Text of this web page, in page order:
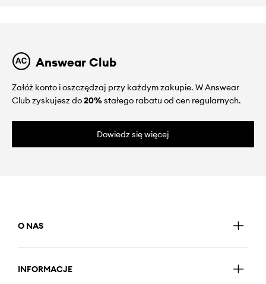
Answear Club
Załóż konto i oszczędzaj przy każdym zakupie. W Answear
Club zyskujesz do20%stałego rabatu od cen regularnych.
Dowiedz się więcej
O NAS
INFORMACJE